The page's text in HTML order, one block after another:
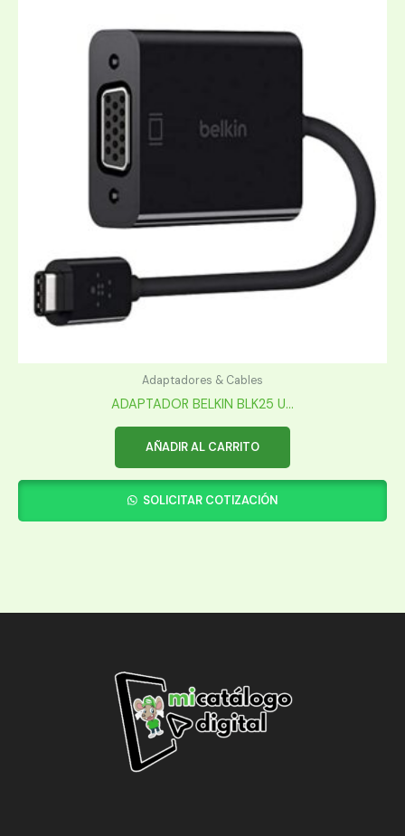
Adaptadores & Cables
ADAPTADOR BELKIN BLK25 U...
AÑADIR AL CARRITO
SOLICITAR COTIZACIÓN